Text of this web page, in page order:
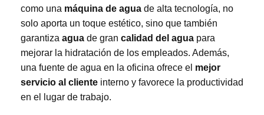
como una máquina de agua de alta tecnología, no
solo aporta un toque estético, sino que también
garantiza agua de gran calidad del agua para
mejorar la hidratación de los empleados. Además,
una fuente de agua en la oficina ofrece el mejor
servicio al cliente interno y favorece la productividad
en el lugar de trabajo.